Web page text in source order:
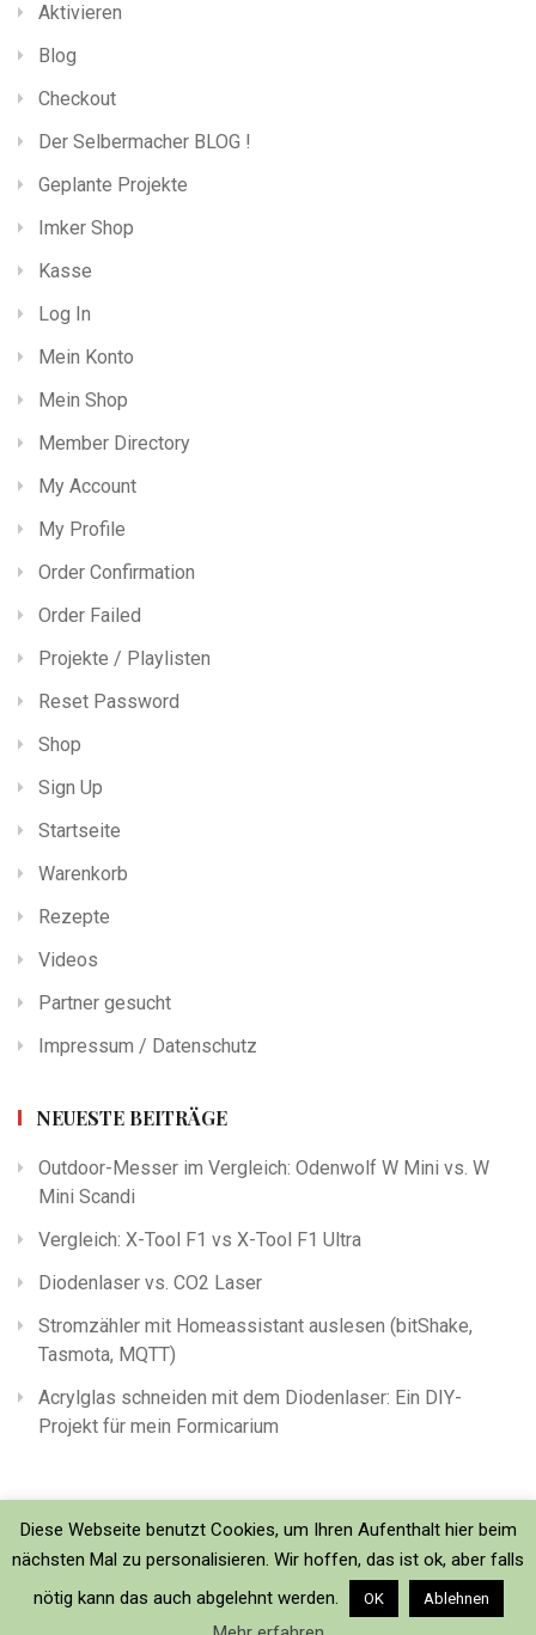
Aktivieren
Blog
Checkout
Der Selbermacher BLOG !
Geplante Projekte
Imker Shop
Kasse
Log In
Mein Konto
Mein Shop
Member Directory
My Account
My Profile
Order Confirmation
Order Failed
Projekte / Playlisten
Reset Password
Shop
Sign Up
Startseite
Warenkorb
Rezepte
Videos
Partner gesucht
Impressum / Datenschutz
NEUESTE BEITRÄGE
Outdoor-Messer im Vergleich: Odenwolf W Mini vs. W
Mini Scandi
Vergleich: X-Tool F1 vs X-Tool F1 Ultra
Diodenlaser vs. CO2 Laser
Stromzähler mit Homeassistant auslesen (bitShake,
Tasmota, MQTT)
Acrylglas schneiden mit dem Diodenlaser: Ein DIY-
Projekt für mein Formicarium
Diese Webseite benutzt Cookies, um Ihren Aufenthalt hier beim
nächsten Mal zu personalisieren. Wir hoffen, das ist ok, aber falls
nötig kann das auch abgelehnt werden.
OK Ablehnen